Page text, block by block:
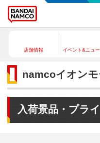
店舗情報 イベント&ニュー
namcoイオンモ
入荷景品・プラ